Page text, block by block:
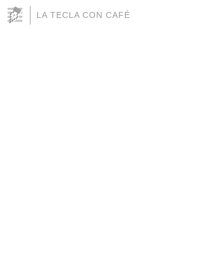
LA TECLA CON CAFÉ